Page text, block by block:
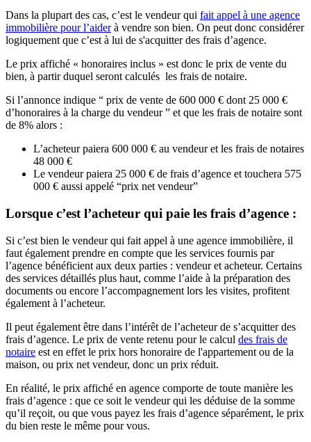
Dans la plupart des cas, c’est le vendeur qui fait appel à une agence
immobilière pour l’aiderà vendre son bien. On peut donc considérer
logiquement que c’est à lui de s'acquitter des frais d’agence.
Le prix affiché « honoraires inclus » est donc le prix de vente du
bien, à partir duquel seront calculés les frais de notaire.
Si l’annonce indique “ prix de vente de 600 000 € dont 25 000 €
d’honoraires à la charge du vendeur ” et que les frais de notaire sont
de 8% alors :
L’acheteur paiera 600 000 € au vendeur et les frais de notaires
48 000 €
Le vendeur paiera 25 000 € de frais d’agence et touchera 575
000 € aussi appelé “prix net vendeur”
Lorsque c’est l’acheteur qui paie les frais d’agence :
Si c’est bien le vendeur qui fait appel à une agence immobilière, il
faut également prendre en compte que les services fournis par
l’agence bénéficient aux deux parties : vendeur et acheteur. Certains
des services détaillés plus haut, comme l’aide à la préparation des
documents ou encore l’accompagnement lors les visites, profitent
également à l’acheteur.
Il peut également être dans l’intérêt de l’acheteur de s’acquitter des
frais d’agence. Le prix de vente retenu pour le calcul des frais de
notaire est en effet le prix hors honoraire de l'appartement ou de la
maison, ou prix net vendeur, donc un prix réduit.
En réalité, le prix affiché en agence comporte de toute manière les
frais d’agence : que ce soit le vendeur qui les déduise de la somme
qu’il reçoit, ou que vous payez les frais d’agence séparément, le prix
du bien reste le même pour vous.